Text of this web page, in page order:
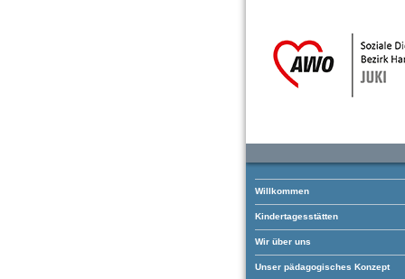
Willkommen
Kindertagesstätten
Wir über uns
Unser pädagogisches Konzept